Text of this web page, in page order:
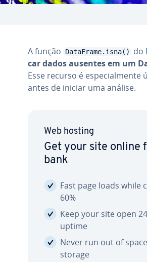
A função DataFrame.isna() do
car dados ausentes em um
Esse recurso é
antes de iniciar uma análise.
Web hosting
Get your site online
bank
Fast page loads while
60%
Keep your site open
uptime
Never run out of
storage